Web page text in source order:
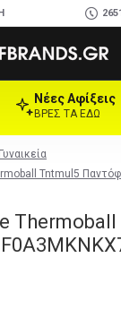
Γυναικεία
Tntmul5
Νέες Αφίξεις
ΒΡΕΣ ΤΑ ΕΔΩ